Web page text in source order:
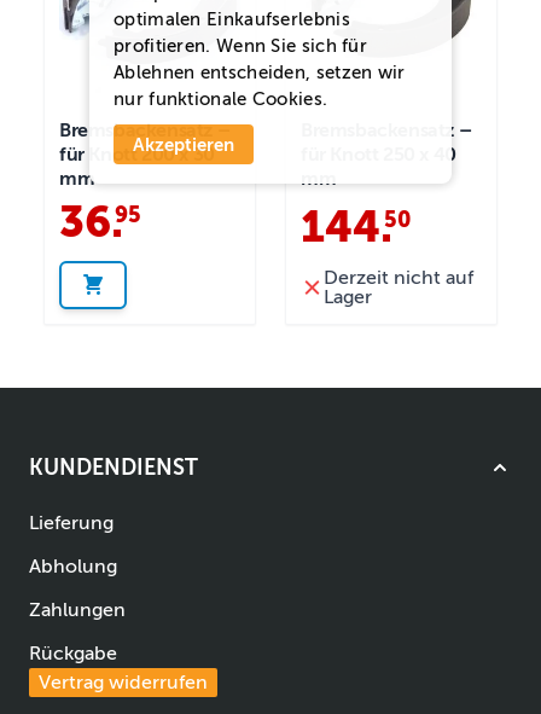
Bremsbackensatz –
für Knott 200 x 30
mm
36.
95
Bremsbackensatz –
für Knott 250 x 40
mm
144.
50
Derzeit nicht auf
Lager
KUNDENDIENST
Lieferung
Abholung
Zahlungen
Rückgabe
Vertrag widerrufen
optimalen Einkaufserlebnis
profitieren. Wenn Sie sich für
Ablehnen entscheiden, setzen wir
nur funktionale Cookies.
Akzeptieren